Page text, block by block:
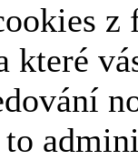
které